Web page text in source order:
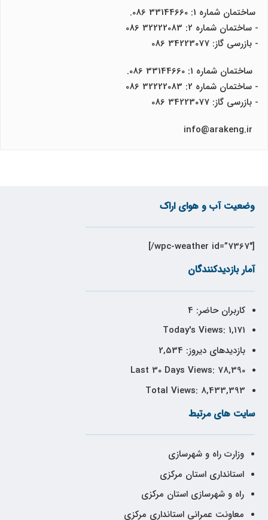
ساختمان شماره 1: 33144660 086.
- ساختمان شماره 2: 32222083 086
- بازرسی گاز: 34223077 086
ساختمان شماره 1: 33144660 086.
- ساختمان شماره 2: 32222083 086
- بازرسی گاز: 34223077 086
وضعیت آب و هوای اراک
[wpc-weather id=”7367″/]
آمار بازدیدکنندگان
کاربران حاضر: 4
Today's Views: 1,171
بازدیدهای دیروز: 2,534
Last 30 Days Views: 78,390
Total Views: 8,433,393
سایت های مرتبط
وزارت راه و شهرسازی
استانداری استان مرکزی
راه و شهرسازی استان مرکزی
معاونت عمرانی استانداری مرکزی